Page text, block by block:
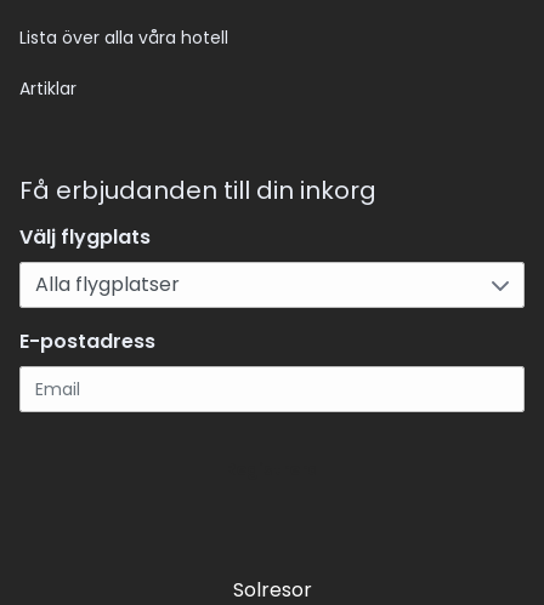
Lista över alla våra hotell
Artiklar
Få erbjudanden till din inkorg
Välj flygplats
E-postadress
Solresor